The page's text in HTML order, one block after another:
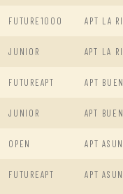
FUTURE1000 APT LA
JUNIOR APT LA
FUTUREAPT APT
JUNIOR APT
OPEN APT
FUTUREAPT APT